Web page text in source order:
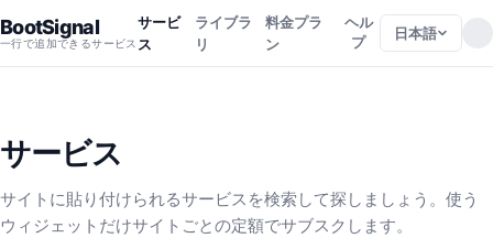
BootSignal
一行で追加できるサービス
サービ
ス
ライブラ
リ
料金プラ
ン
ヘル
プ
日本語
サービス
サイトに貼り付けられるサービスを検索して探しましょう。使う
ウィジェットだけサイトごとの定額でサブスクします。